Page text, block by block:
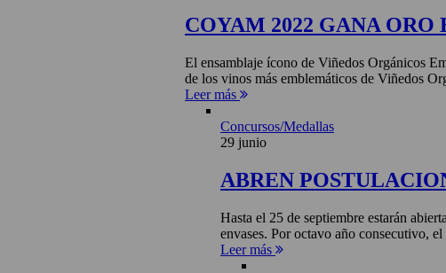
COYAM 2022 GANA ORO
El ensamblaje ícono de Viñedos Orgánicos
de los vinos más emblemáticos de Viñedos
Leer más
Concursos/Medallas
29 junio
ABREN
Hasta el 25 de septiembre estarán
envases. Por octavo año consecutivo,
Leer más